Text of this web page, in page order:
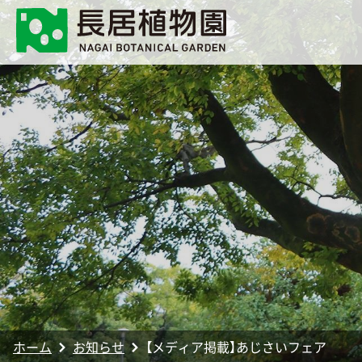
ホーム お知らせ 【メディア掲載】あじさいフェア